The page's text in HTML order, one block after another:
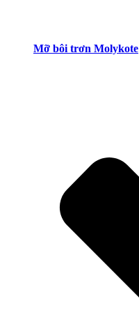
Mỡ bôi trơn Molykote